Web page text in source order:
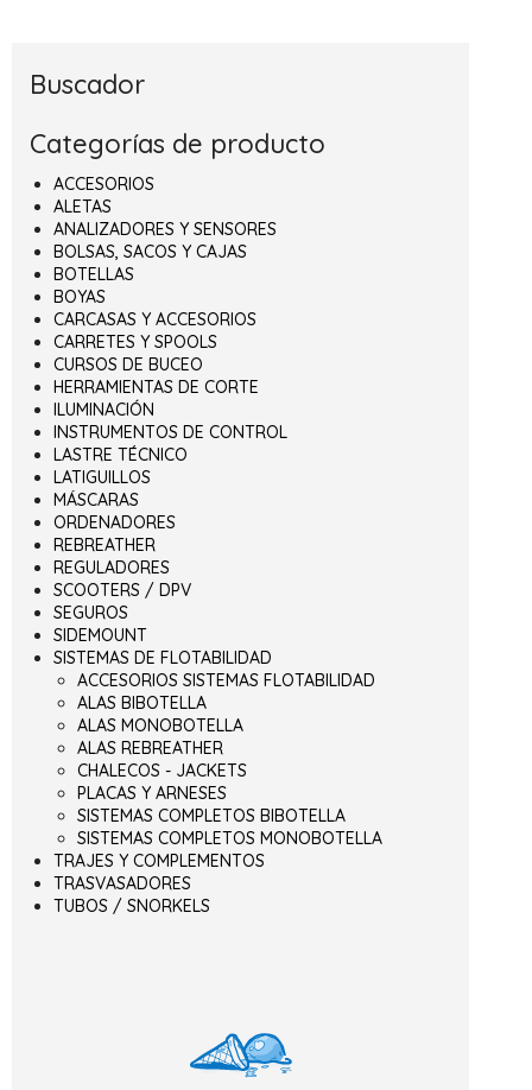
Buscador
Categorías de producto
ACCESORIOS
ALETAS
ANALIZADORES Y SENSORES
BOLSAS, SACOS Y CAJAS
BOTELLAS
BOYAS
CARCASAS Y ACCESORIOS
CARRETES Y SPOOLS
CURSOS DE BUCEO
HERRAMIENTAS DE CORTE
ILUMINACIÓN
INSTRUMENTOS DE CONTROL
LASTRE TÉCNICO
LATIGUILLOS
MÁSCARAS
ORDENADORES
REBREATHER
REGULADORES
SCOOTERS / DPV
SEGUROS
SIDEMOUNT
SISTEMAS DE FLOTABILIDAD
ACCESORIOS SISTEMAS FLOTABILIDAD
ALAS BIBOTELLA
ALAS MONOBOTELLA
ALAS REBREATHER
CHALECOS - JACKETS
PLACAS Y ARNESES
SISTEMAS COMPLETOS BIBOTELLA
SISTEMAS COMPLETOS MONOBOTELLA
TRAJES Y COMPLEMENTOS
TRASVASADORES
TUBOS / SNORKELS